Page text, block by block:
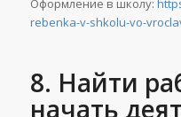
Оформление в школу:
rebenka-v-shkolu-vo-
8. Найти
начать